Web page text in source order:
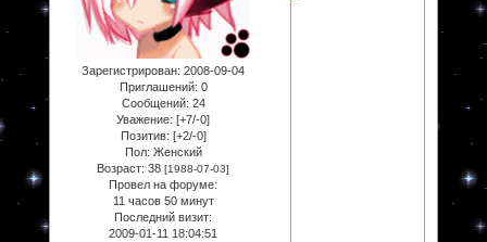
Зарегистрирован: 2008-09-04
Приглашений: 0
Сообщений: 24
Уважение: [+7/-0]
Позитив: [+2/-0]
Пол: Женский
Возраст: 38[1988-07-03]
Провел на форуме:
11 часов 50 минут
Последний визит:
2009-01-11 18:04:51